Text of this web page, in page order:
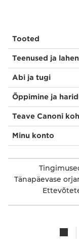
Tooted
Teenused ja
Abi ja tugi
Õppimine ja
Teave Canoni
Minu konto
Tänapäevase